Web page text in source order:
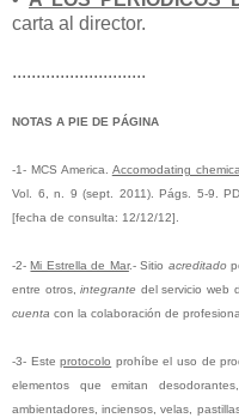
carta al director.
............................
NOTAS A PIE DE PÁGINA
-1- MCS America. Accomodating
Vol. 6, n. 9 (sept. 2011). Págs. 5-9.
[fecha de consulta: 12/12/12].
-2-Mi Estrella de Mar.- Sitio acreditado
entre otros,integrante del servicio web
cuenta con la colaboración de
-3- Esteprotocolo prohíbe el uso de
elementos que emitan
ambientadores, inciensos, velas,